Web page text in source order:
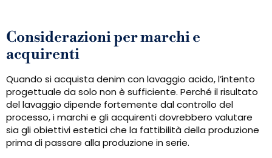
Considerazioni per marchi e
acquirenti
Quando si acquista denim con lavaggio acido, l’intento
progettuale da solo non è sufficiente. Perché il risultato
del lavaggio dipende fortemente dal controllo del
processo, i marchi e gli acquirenti dovrebbero valutare
sia gli obiettivi estetici che la fattibilità della produzione
prima di passare alla produzione in serie.